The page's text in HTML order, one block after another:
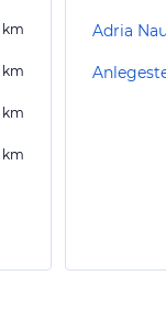
km
km
km
km
Adria